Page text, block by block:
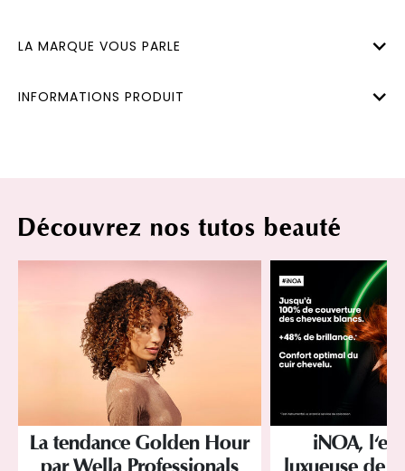
LA MARQUE VOUS PARLE
INFORMATIONS PRODUIT
Découvrez nos tutos beauté
La tendance Golden Hour
par Wella Professionals
iNOA,
luxueuse de